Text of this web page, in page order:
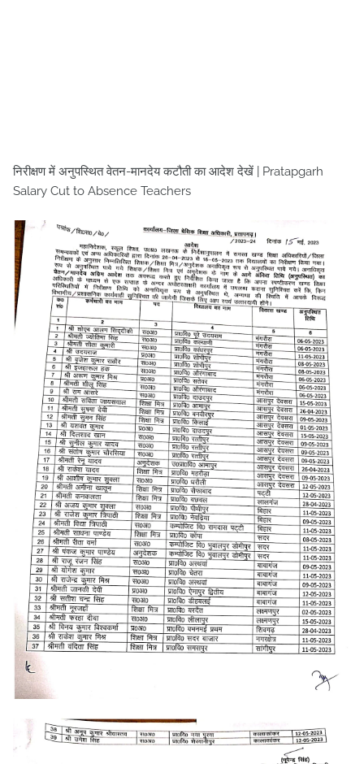
निरीक्षण में अनुपस्थित वेतन-मानदेय कटौती का आदेश देखें | Pratapgarh
Salary Cut to Absence Teachers